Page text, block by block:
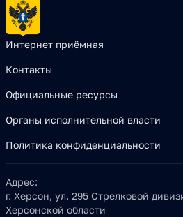
Интернет приёмная
Контакты
Официальные ресурсы
Органы исполнительной власти
Политика конфиденциальности
Адрес:
г. Херсон, ул. 295 Стрелковой
Херсонской области